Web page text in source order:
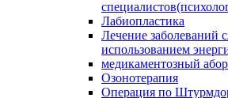
Лабиопластика
Лечение заболеваний
использованием
медикаментозный
Озонотерапия
Операция по